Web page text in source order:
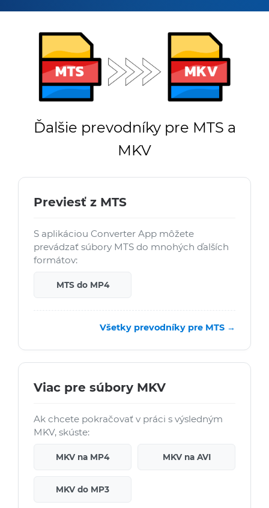
Ďalšie prevodníky pre MTS a
MKV
Previesť z MTS
S aplikáciou Converter App môžete
prevádzať súbory MTS do mnohých ďalších
formátov:
MTS do MP4
Všetky prevodníky pre MTS →
Viac pre súbory MKV
Ak chcete pokračovať v práci s výsledným
MKV, skúste:
MKV na MP4 MKV na AVI
MKV do MP3